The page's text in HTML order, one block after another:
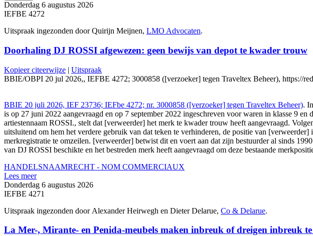
Donderdag 6 augustus 2026
IEFBE 4272
Uitspraak ingezonden door Quirijn Meijnen, LMO Advocaten.
Doorhaling DJ ROSSI afgewezen: geen bewijs van depot te kwader trouw
Kopieer citeerwijze | Uitspraak
BBIE/OBPI 20 jul 2026,, IEFBE 4272; 3000858 ([verzoeker] tegen Traveltex Beheer), https://
BBIE 20 juli 2026, IEF 23736; IEFbe 4272; nr. 3000858 ([verzoeker] tegen Traveltex Beheer).
is op 27 juni 2022 aangevraagd en op 7 september 2022 ingeschreven voor waren in klasse 9
artiestennaam ROSSI., stelt dat [verweerder] het merk te kwader trouw heeft aangevraagd.
uitsluitend om hem het verdere gebruik van dat teken te verhinderen, de positie van
merkregistratie te omzeilen. [verweerder] betwist dit en voert aan dat zijn bestuurder al sinds
van DJ ROSSI beschikte en het bestreden merk heeft aangevraagd om deze bestaande
HANDELSNAAMRECHT - NOM COMMERCIAUX
Lees meer
Donderdag 6 augustus 2026
IEFBE 4271
Uitspraak ingezonden door Alexander Heirwegh en Dieter Delarue, Co & Delarue.
La Mer-, Mirante- en Penida-meubels maken inbreuk of dreigen inbreuk